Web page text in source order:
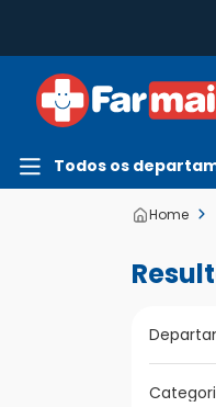
Todos os